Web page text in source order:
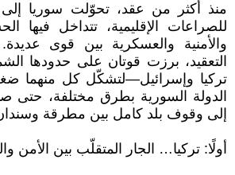
منذ أكثر من عقد، تحوّلت سوريا
للصراعات الإقليمية، تتداخل فيها
والأمنية والعسكرية بين قوى
التعقيد، برزت قوتان على حدودها
تركيا وإسرائيل—لتشكّل كل منهما
الدولة السورية بطرق مختلفة، حتى
إلى وقوف بلد كامل بين مطرقة
أولًا: تركيا… الجار المتقلّب بين الأمن